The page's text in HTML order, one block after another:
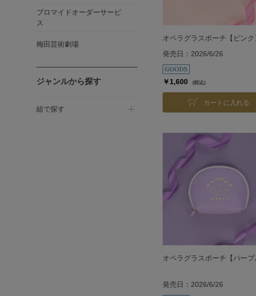
ブロマイドオーダーサービ
ス
梅田芸術劇場
ジャンルから探す
組で探す
オペラグラスポーチ【ピンク
発売日：2026/6/26
￥1,600 (税込)
カートに入れる
オペラグラスポーチ【パープ
発売日：2026/6/26